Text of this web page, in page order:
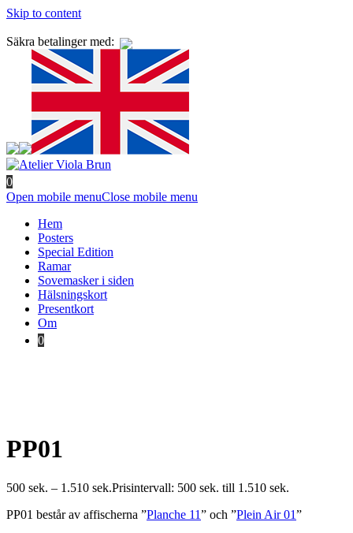
Skip to content
Säkra betalinger med:
0
Open mobile menuClose mobile menu
Hem
Posters
Special Edition
Ramar
Sovemasker i siden
Hälsningskort
Presentkort
Om
0
PP01
500 sek. – 1.510 sek.Prisintervall: 500 sek. till 1.510 sek.
PP01 består av affischerna ”Planche 11” och ”Plein Air 01”